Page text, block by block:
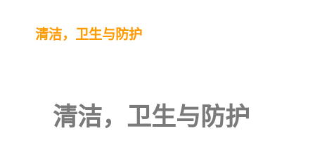
清洁，卫生与防护
清洁，卫生与防护